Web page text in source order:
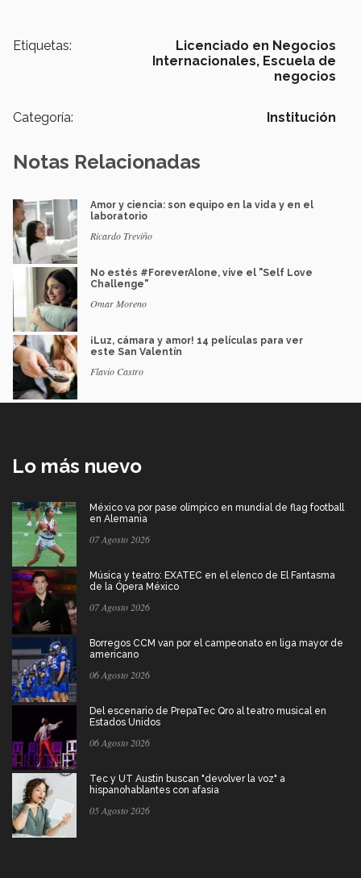
Etiquetas:
Licenciado en Negocios
Internacionales, Escuela de
negocios
Categoría: Institución
Notas Relacionadas
Amor y ciencia: son equipo en la vida y en el
laboratorio
Ricardo Treviño
No estés #ForeverAlone, vive el "Self Love
Challenge"
Omar Moreno
¡Luz, cámara y amor! 14 películas para ver
este San Valentín
Flavio Castro
Lo más nuevo
México va por pase olímpico en mundial de flag football
en Alemania
07 Agosto 2026
Música y teatro: EXATEC en el elenco de El Fantasma
de la Ópera México
07 Agosto 2026
Borregos CCM van por el campeonato en liga mayor de
americano
06 Agosto 2026
Del escenario de PrepaTec Qro al teatro musical en
Estados Unidos
06 Agosto 2026
Tec y UT Austin buscan "devolver la voz" a
hispanohablantes con afasia
05 Agosto 2026